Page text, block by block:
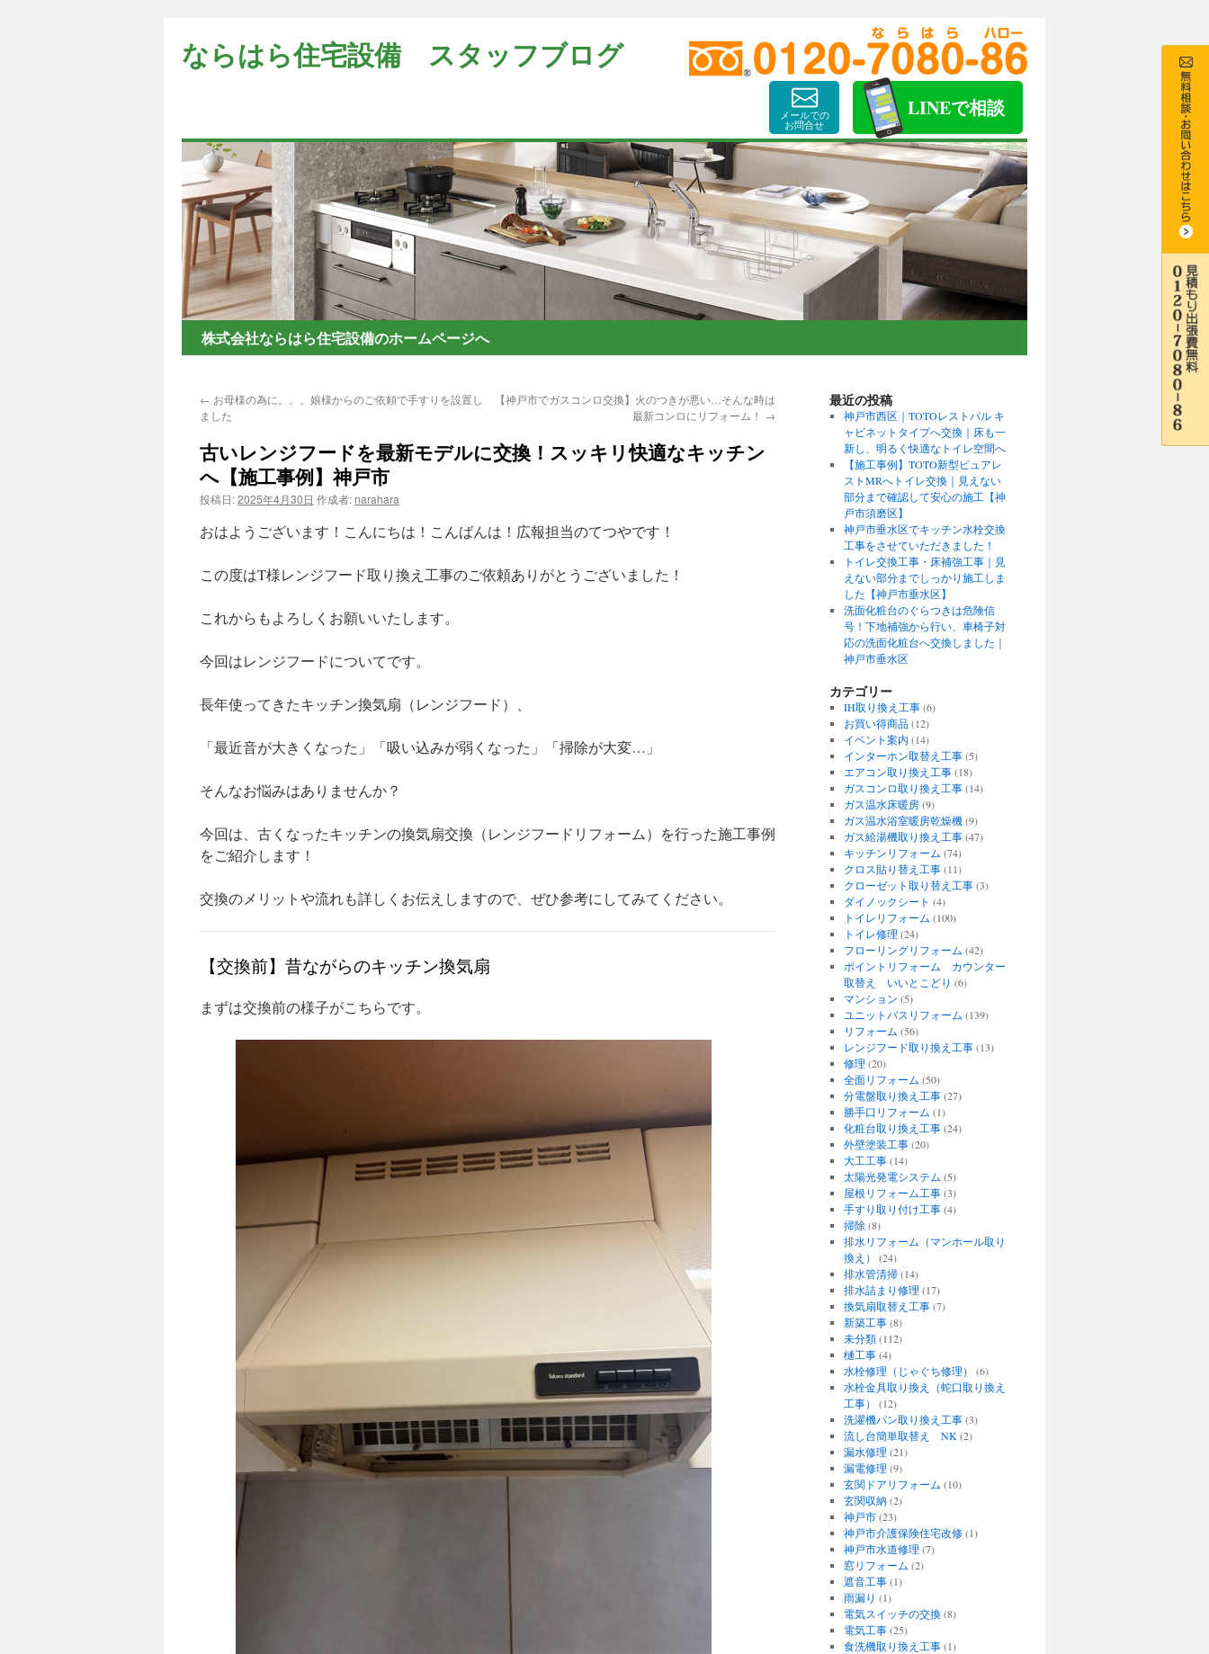
ン
テ
キ
ならはら住宅設備 スタッフブログ
メールでの
お問合せ
LINEで相談
株式会社ならはら住宅設備のホームページへ
← お母様の為に。。。娘様からのご依頼で手すりを設置し
ました
【神戸市でガスコンロ交換】火のつきが悪い…そんな時は
最新コンロにリフォーム！ →
古いレンジフードを最新モデルに交換！スッキリ快適なキッチン
へ【施工事例】神戸市
投稿日:2025年4月30日 作成者: narahara
おはようございます！こんにちは！こんばんは！広報担当のてつやです！
この度はT様レンジフード取り換え工事のご依頼ありがとうございました！
これからもよろしくお願いいたします。
今回はレンジフードについてです。
長年使ってきたキッチン換気扇（レンジフード）、
「最近音が大きくなった」「吸い込みが弱くなった」「掃除が大変…」
そんなお悩みはありませんか？
今回は、古くなったキッチンの換気扇交換（レンジフードリフォーム）を行った施工事例
をご紹介します！
交換のメリットや流れも詳しくお伝えしますので、ぜひ参考にしてみてください。
【交換前】昔ながらのキッチン換気扇
まずは交換前の様子がこちらです。
最近の投稿
神戸市西区｜TOTOレストパル キ
ャビネットタイプへ交換｜床も一
新し、明るく快適なトイレ空間へ
【施工事例】TOTO新型ピュアレ
ストMRへトイレ交換｜見えない
部分まで確認して安心の施工【神
戸市須磨区】
神戸市垂水区でキッチン水栓交換
工事をさせていただきました！
トイレ交換工事・床補強工事｜見
えない部分までしっかり施工しま
した【神戸市垂水区】
洗面化粧台のぐらつきは危険信
号！下地補強から行い、車椅子対
応の洗面化粧台へ交換しました｜
神戸市垂水区
カテゴリー
IH取り換え工事(6)
お買い得商品(12)
イベント案内 (14)
インターホン取替え工事(5)
エアコン取り換え工事(18)
ガスコンロ取り換え工事(14)
ガス温水床暖房(9)
ガス温水浴室暖房乾燥機(9)
ガス給湯機取り換え工事(47)
キッチンリフォーム (74)
クロス貼り替え工事(11)
クローゼット取り替え工事(3)
ダイノックシート (4)
トイレリフォーム (100)
トイレ修理 (24)
フローリングリフォーム (42)
ポイントリフォーム カウンター
取替え いいとこどり (6)
マンション (5)
ユニットバスリフォーム (139)
リフォーム (56)
レンジフード取り換え工事(13)
修理 (20)
全面リフォーム (50)
分電盤取り換え工事(27)
勝手口リフォーム (1)
化粧台取り換え工事(24)
外壁塗装工事(20)
大工工事(14)
太陽光発電システム (5)
屋根リフォーム工事(3)
手すり取り付け工事(4)
掃除(8)
排水リフォーム（マンホール取り
換え）
(24)
排水管清掃(14)
排水詰まり修理 (17)
換気扇取替え工事(7)
新築工事(8)
未分類(112)
樋工事(4)
水栓修理（じゃぐち修理）
(6)
水栓金具取り換え（蛇口取り換え
工事）
(12)
洗濯機パン取り換え工事(3)
流し台簡単取替え NK (2)
漏水修理 (21)
漏電修理 (9)
玄関ドアリフォーム (10)
玄関収納(2)
神戸市(23)
神戸市介護保険住宅改修(1)
神戸市水道修理 (7)
窓リフォーム (2)
遮音工事(1)
雨漏り (1)
電気スイッチの交換(8)
電気工事(25)
食洗機取り換え工事(1)